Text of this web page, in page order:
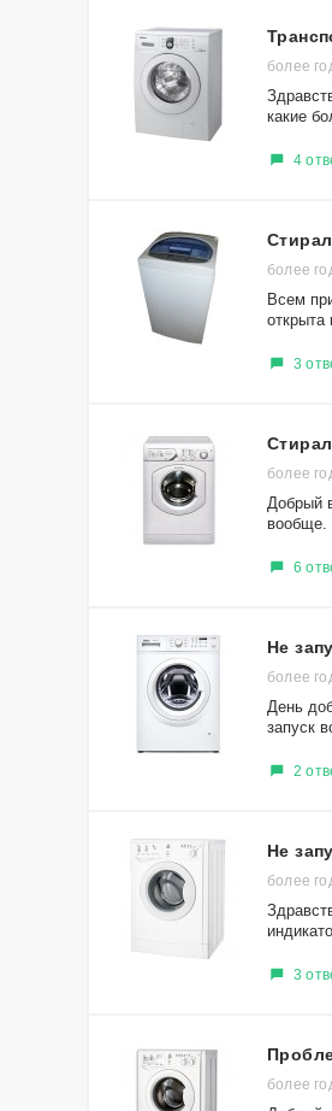
более
какие
4
более
Всем
открыта
3
более
Добрый
вообще.
6
Не
более
День
запуск
2
Не
более
3
более